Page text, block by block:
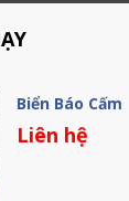
Biển Báo Cấm
Liên hệ